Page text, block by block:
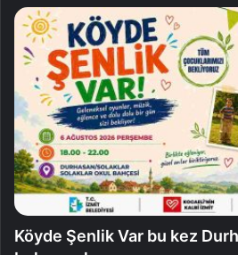
Köyde Şenlik Var bu kez